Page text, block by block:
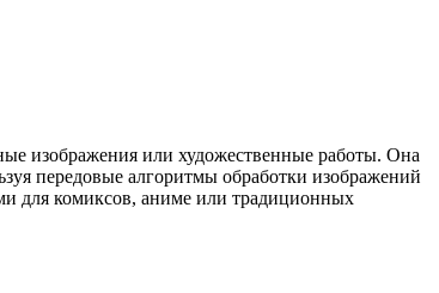
изображения или художественные работы. Она
передовые алгоритмы обработки изображений
для комиксов, аниме или традиционных